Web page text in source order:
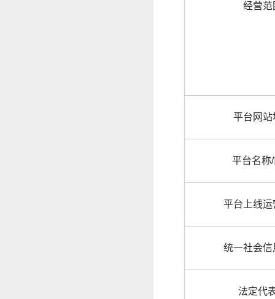
经营范
平台网站
平台名称
平台上线运
统一社会信
法定代